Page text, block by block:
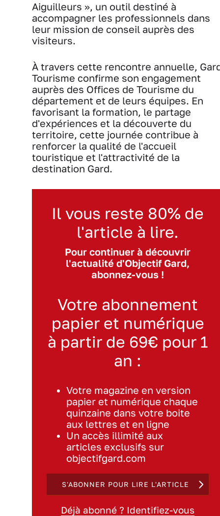
Aiguilleurs », un outil destiné à
accompagner les professionnels dans
leur mission de conseil auprès des
visiteurs.
À travers cette rencontre annuelle,
Tourisme confirme son engagement
auprès des Offices de Tourisme du
département et de leurs équipes. En
favorisant la formation, le partage
d'expériences et la découverte du
territoire, cette journée contribue à
renforcer la qualité de l'accueil
touristique et l'attractivité de la
destination Gard.
Il vous reste 80% de
l'article à lire.
Pour continuer à découvrir
l'actualité d'Objectif Gard,
abonnez-vous !
Votre abonnement
papier et numérique
à partir de 69€ pour 1
an :
Votre magazine en version
papier et numérique chaque
quinzaine dans votre boite
aux lettres et en ligne
Un accès illimité aux
articles exclusifs sur
objectifgard.com
S'ABONNER POUR LIRE L'ARTICLE
Déjà abonné ? Identifiez-vous